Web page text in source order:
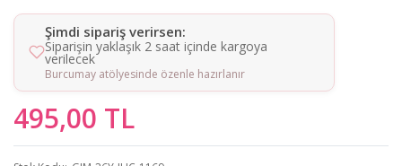
Şimdi sipariş verirsen:
Siparişin yaklaşık 2 saat içinde kargoya
verilecek
Burcumay atölyesinde özenle hazırlanır
495,00 TL